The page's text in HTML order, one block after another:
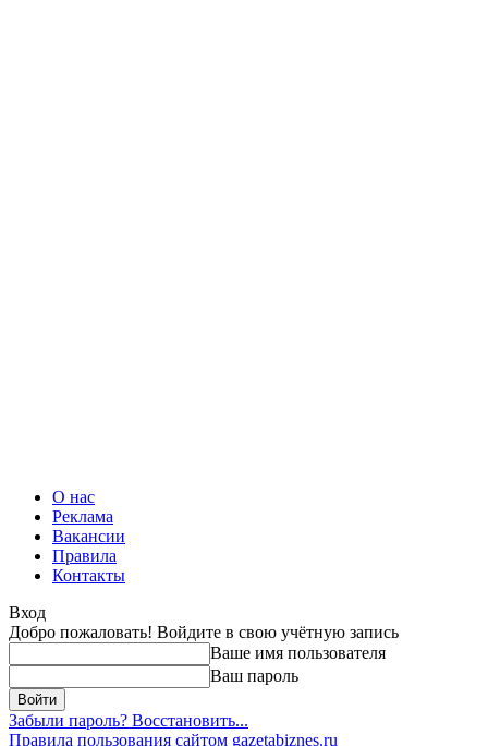
О нас
Реклама
Вакансии
Правила
Контакты
Вход
Добро пожаловать! Войдите в свою учётную запись
Ваше имя пользователя
Ваш пароль
Забыли пароль? Восстановить...
Правила пользования сайтом gazetabiznes.ru